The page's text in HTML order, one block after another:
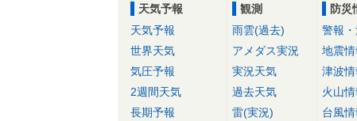
天気予報
天気予報
世界天気
気圧予報
2週間天気
長期予報
観測
雨雲(過去)
アメダス実況
実況天気
過去天気
雷(実況)
防災
警報
地震情
津波情
火山
台風